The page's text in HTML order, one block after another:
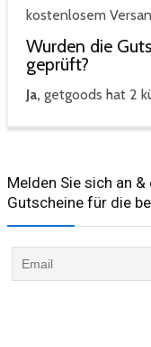
kostenlosem
Wurden die
geprüft?
Ja, getgoods hat 2
Melden Sie sich an
Gutscheine für die